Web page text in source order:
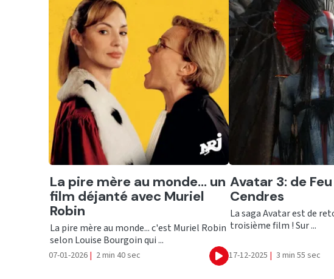
Ecouter
La pire mère au monde... un
film déjanté avec Muriel
Robin
La pire mère au monde... c'est Muriel Robin
selon Louise Bourgoin qui ...
07-01-2026 | 2 min 40 sec Ecouter
Ecouter
Avatar 3: de
Cendres
La saga Avatar est de
troisième film ! Sur ...
17-12-2025 | 3 min 55 sec